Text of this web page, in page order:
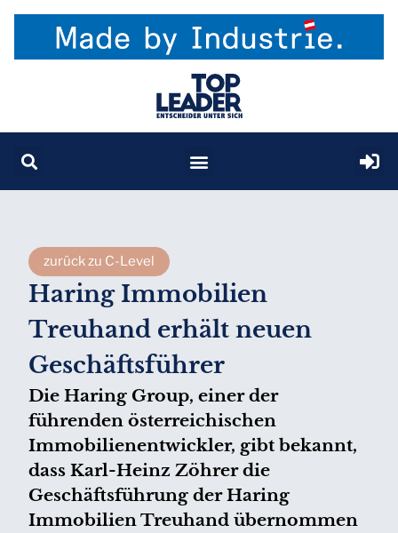
zurück zu C-Level
Haring Immobilien
Treuhand erhält neuen
Geschäftsführer
Die Haring Group, einer der
führenden österreichischen
Immobilienentwickler, gibt bekannt,
dass Karl-Heinz Zöhrer die
Geschäftsführung der Haring
Immobilien Treuhand übernommen